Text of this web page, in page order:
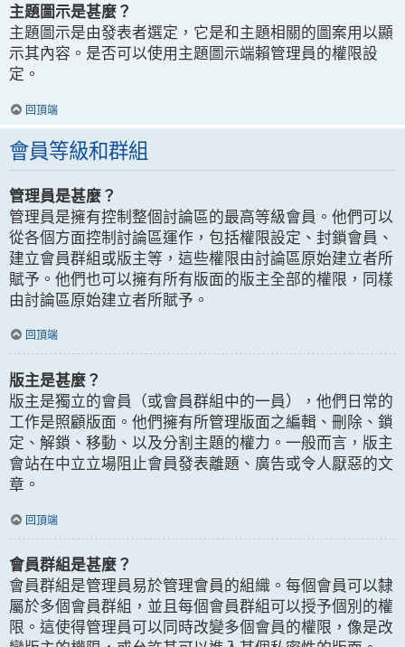
主題圖示是甚麼？
主題圖示是由發表者選定，它是和主題相關的圖案用以顯
示其內容。是否可以使用主題圖示端賴管理員的權限設
定。
回頂端
會員等級和群組
管理員是甚麼？
管理員是擁有控制整個討論區的最高等級會員。他們可以
從各個方面控制討論區運作，包括權限設定、封鎖會員、
建立會員群組或版主等，這些權限由討論區原始建立者所
賦予。他們也可以擁有所有版面的版主全部的權限，同樣
由討論區原始建立者所賦予。
回頂端
版主是甚麼？
版主是獨立的會員（或會員群組中的一員），他們日常的
工作是照顧版面。他們擁有所管理版面之編輯、刪除、鎖
定、解鎖、移動、以及分割主題的權力。一般而言，版主
會站在中立立場阻止會員發表離題、廣告或令人厭惡的文
章。
回頂端
會員群組是甚麼？
會員群組是管理員易於管理會員的組織。每個會員可以隸
屬於多個會員群組，並且每個會員群組可以授予個別的權
限。這使得管理員可以同時改變多個會員的權限，像是改